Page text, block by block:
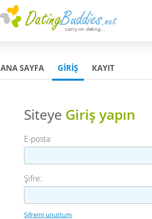
ANA SAYFA GİRİŞ KAYIT
Siteye Giriş yapın
E-posta:
Şifre:
Şifremi unuttum